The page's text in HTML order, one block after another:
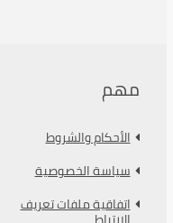
مهم
الأحكام والشروط
سياسة الخصوصية
اتفاقية ملفات تعريف